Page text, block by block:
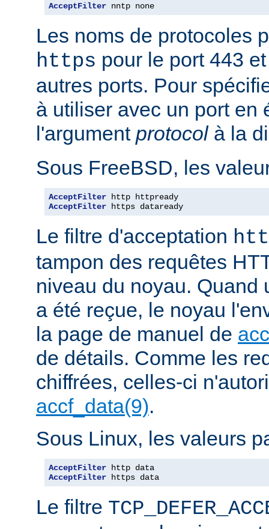
AcceptFilter nntp none
Les noms de protocoles
https pour le port 443
autres ports. Pour
à utiliser avec un port en
l'argument protocolà la
Sous FreeBSD, les
AcceptFilter
AcceptFilter https dataready
Le filtre d'acceptation
tampon des requêtes
niveau du noyau. Quand
a été reçue, le noyau
la page de manuel de
de détails. Comme les
chiffrées, celles-ci
accf_data(9).
Sous Linux, les valeurs
AcceptFilter
AcceptFilter https data
Le filtre